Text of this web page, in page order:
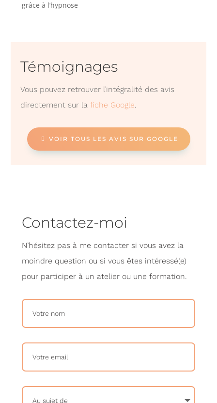
grâce à l’hypnose
Témoignages
Vous pouvez retrouver l’intégralité des avis
directement sur lafiche Google.
VOIR TOUS LES AVIS SUR GOOGLE
Contactez-moi
N’hésitez pas à me contacter si vous avez la
moindre question ou si vous êtes intéressé(e)
pour participer à un atelier ou une formation.